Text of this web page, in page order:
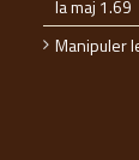
la maj 1.69
Manipuler